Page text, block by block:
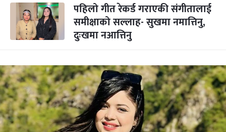
पहिलो गीत रेकर्ड गराएकी संगीतालाई
समीक्षाको सल्लाह- सुखमा नमात्तिनु,
दुःखमा नआत्तिनु